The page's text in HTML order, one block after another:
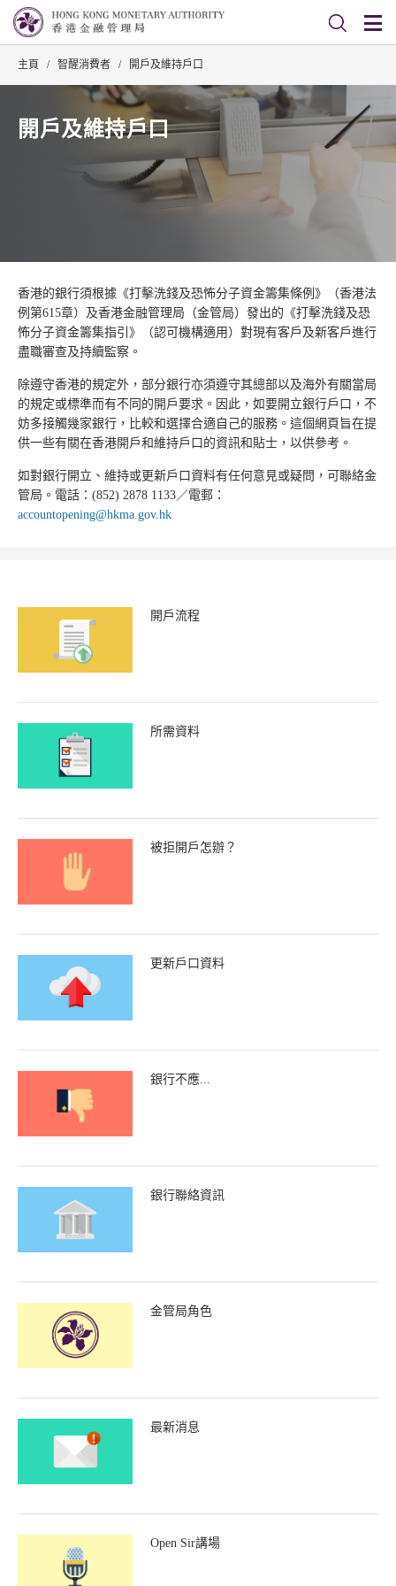
主頁 / 智醒消費者 / 開戶及維持戶口
開戶及維持戶口
香港的銀行須根據《打擊洗錢及恐怖分子資金籌集條例》（香港法
例第615章）及香港金融管理局（金管局）發出的《打擊洗錢及恐
怖分子資金籌集指引》（認可機構適用）對現有客戶及新客戶進行
盡職審查及持續監察。
除遵守香港的規定外，部分銀行亦須遵守其總部以及海外有關當局
的規定或標準而有不同的開戶要求。因此，如要開立銀行戶口，不
妨多接觸幾家銀行，比較和選擇合適自己的服務。這個網頁旨在提
供一些有關在香港開戶和維持戶口的資訊和貼士，以供參考。
如對銀行開立、維持或更新戶口資料有任何意見或疑問，可聯絡金
管局。電話：(852) 2878 1133／電郵：
accountopening@hkma.gov.hk
開戶流程
所需資料
被拒開戶怎辦？
更新戶口資料
銀行不應...
銀行聯絡資訊
金管局角色
最新消息
Open Sir講場